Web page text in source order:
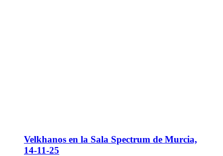
Velkhanos en la Sala Spectrum de Murcia,
14-11-25